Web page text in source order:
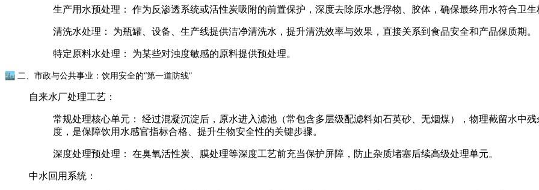
生产用水预处理： 作为反渗透系统或活性炭吸附的前置保护，深度去除原水悬浮物、胶体，确保最终用水符合卫生
清洗水处理： 为瓶罐、设备、生产线提供洁净清洗水，提升清洗效率与效果，直接关系到食品安全和产品保质期。
特定原料水处理： 为某些对浊度敏感的原料提供预处理。
🏙 二、市政与公共事业：饮用安全的“第一道防线”
自来水厂处理工艺：
常规处理核心单元：
经过混凝沉淀后，原水进入滤池（常包含多层级配滤料如石英砂、无烟煤），物理截留水中
度，是保障饮用水感官指标合格、提升生物安全性的关键步骤。
深度处理预处理： 在臭氧活性炭、膜处理等深度工艺前充当保护屏障，防止杂质堵塞后续高级处理单元。
中水回用系统：